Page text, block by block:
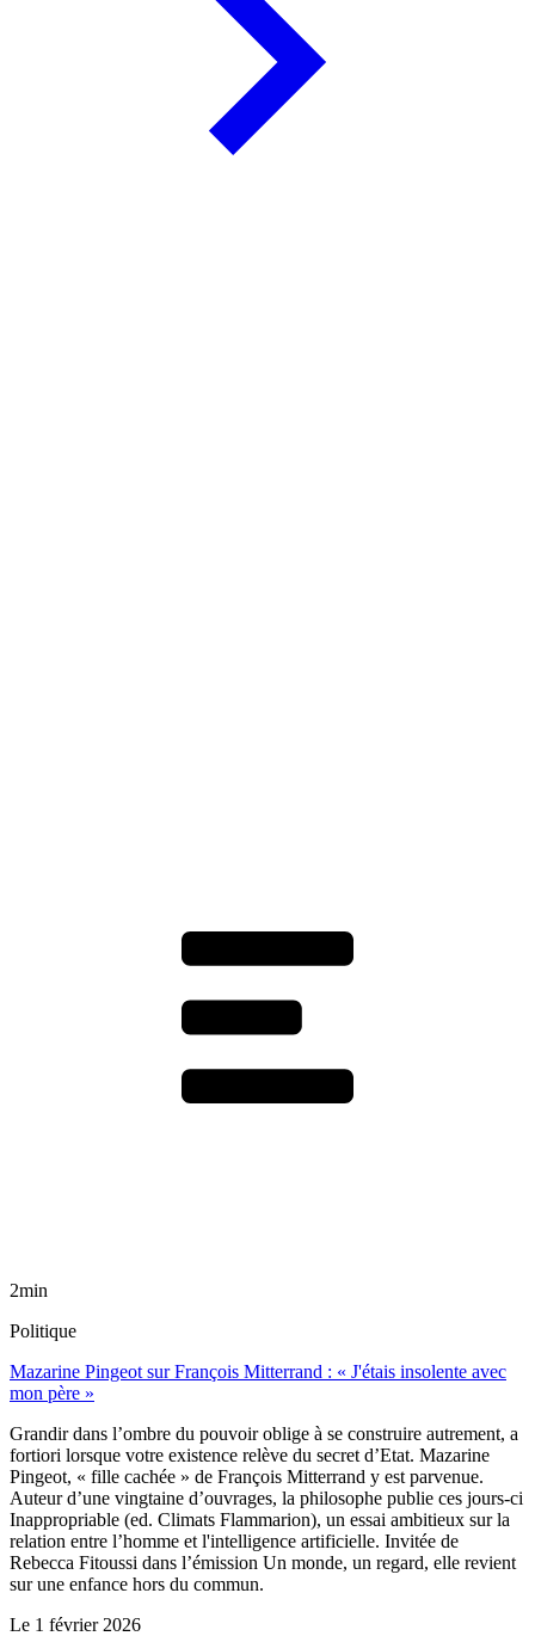
2min
Politique
Mazarine Pingeot sur François Mitterrand : « J'étais insolente avec
mon père »
Grandir dans l’ombre du pouvoir oblige à se construire autrement, a
fortiori lorsque votre existence relève du secret d’Etat. Mazarine
Pingeot, « fille cachée » de François Mitterrand y est parvenue.
Auteur d’une vingtaine d’ouvrages, la philosophe publie ces jours-ci
Inappropriable (ed. Climats Flammarion), un essai ambitieux sur la
relation entre l’homme et l'intelligence artificielle. Invitée de
Rebecca Fitoussi dans l’émission Un monde, un regard, elle revient
sur une enfance hors du commun.
Le 1 février 2026